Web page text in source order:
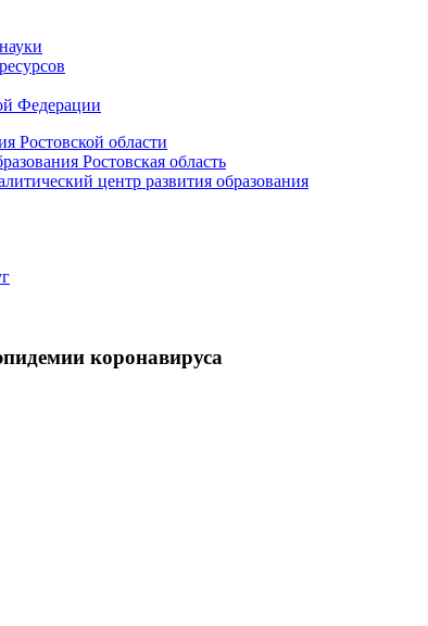
Федерации
Ростовской области
Ростовская область
центр развития образования
коронавируса